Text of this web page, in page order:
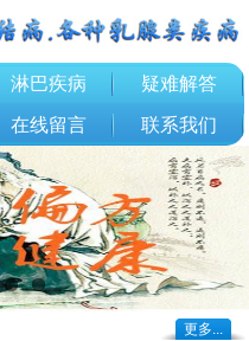
淋巴疾病 疑难解答
在线留言 联系我们
更多...